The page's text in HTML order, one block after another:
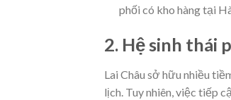
phối có kho hàng tại
2. Hệ sinh thái
Lai Châu sở hữu nhiều
lịch. Tuy nhiên, việc tiếp